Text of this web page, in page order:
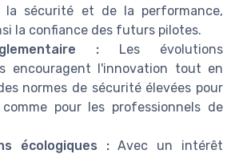
la sécurité et de la performance,
la confiance des futurs pilotes.
: Les évolutions
encouragent l'innovation tout en
normes de sécurité élevées pour
pour les professionnels de
écologiques :Avec un intérêt